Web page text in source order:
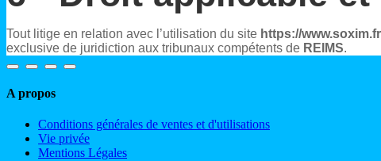
Tout litige en relation avec l’utilisation du site https://www.soxim.fr
exclusive de juridiction aux tribunaux compétents de REIMS.
A propos
Conditions générales de ventes et d'utilisations
Vie privée
Mentions Légales